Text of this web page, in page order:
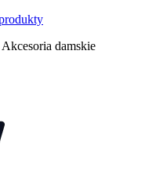
Akcesoria damskie